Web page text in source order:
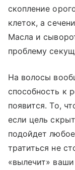
скопление
клеток, а
Масла и
проблему
На волосы
способность к
появится. То,
если цель
подойдет
тратиться не
«вылечит»